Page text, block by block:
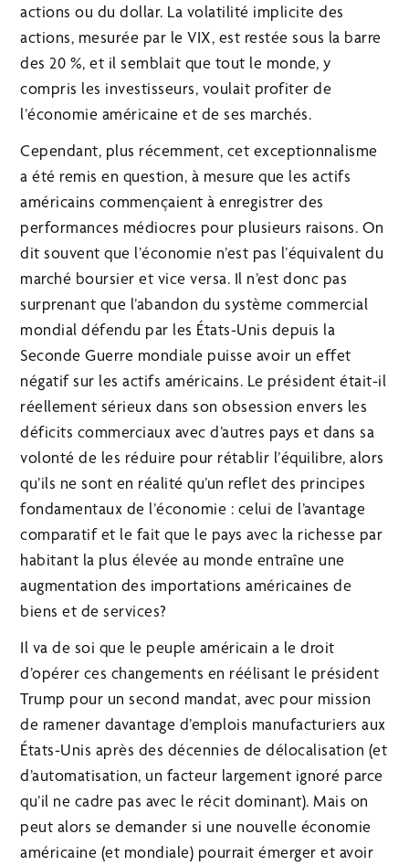
actions ou du dollar. La volatilité implicite des
actions, mesurée par le VIX, est restée sous la barre
des 20 %, et il semblait que tout le monde, y
compris les investisseurs, voulait profiter de
l’économie américaine et de ses marchés.
Cependant, plus récemment, cet exceptionnalisme
a été remis en question, à mesure que les actifs
américains commençaient à enregistrer des
performances médiocres pour plusieurs raisons. On
dit souvent que l’économie n’est pas l’équivalent du
marché boursier et vice versa. Il n’est donc pas
surprenant que l’abandon du système commercial
mondial défendu par les États-Unis depuis la
Seconde Guerre mondiale puisse avoir un effet
négatif sur les actifs américains. Le président était-il
réellement sérieux dans son obsession envers les
déficits commerciaux avec d’autres pays et dans sa
volonté de les réduire pour rétablir l’équilibre, alors
qu’ils ne sont en réalité qu’un reflet des principes
fondamentaux de l’économie : celui de l’avantage
comparatif et le fait que le pays avec la richesse par
habitant la plus élevée au monde entraîne une
augmentation des importations américaines de
biens et de services?
Il va de soi que le peuple américain a le droit
d’opérer ces changements en réélisant le président
Trump pour un second mandat, avec pour mission
de ramener davantage d’emplois manufacturiers aux
États-Unis après des décennies de délocalisation (et
d’automatisation, un facteur largement ignoré parce
qu’il ne cadre pas avec le récit dominant). Mais on
peut alors se demander si une nouvelle économie
américaine (et mondiale) pourrait émerger et avoir